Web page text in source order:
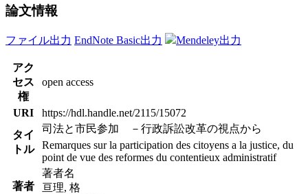
論文情報
ファイル出力 EndNote Basic出力 Mendeley出力
アク
セス
権
open access
URI
https://hdl.handle.net/2115/15072
タイ
トル
司法と市民参加 －行政訴訟改革の視点から
Remarques sur la participation des citoyens a la justice, du
point de vue des reformes du contentieux administratif
著者
著者名
亘理, 格